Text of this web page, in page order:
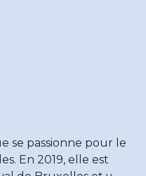
se passionne pour le
En 2019, elle est